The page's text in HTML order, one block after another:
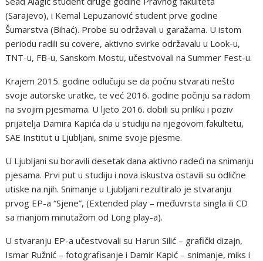
(Sarajevo), i Kemal Lepuzanović student prve godine
Šumarstva (Bihać). Probe su održavali u garažama. U istom
periodu radili su covere, aktivno svirke održavalu u Look-u,
TNT-u, FB-u, Sanskom Mostu, učestvovali na Summer Fest-u.
Krajem 2015. godine odlučuju se da počnu stvarati nešto
svoje autorske uratke, te već 2016. godine počinju sa radom
na svojim pjesmama. U ljeto 2016. dobili su priliku i poziv
prijatelja Damira Kapića da u studiju na njegovom fakultetu,
SAE Institut u Ljubljani, snime svoje pjesme.
U Ljubljani su boravili desetak dana aktivno radeći na snimanju
pjesama. Prvi put u studiju i nova iskustva ostavili su odlične
utiske na njih. Snimanje u Ljubljani rezultiralo je stvaranju
prvog EP-a “Sjene”, (Extended play – međuvrsta singla ili CD
sa manjom minutažom od Long play-a).
U stvaranju EP-a učestvovali su Harun Silić – grafički dizajn,
Ismar Ružnić – fotografisanje i Damir Kapić – snimanje, miks i